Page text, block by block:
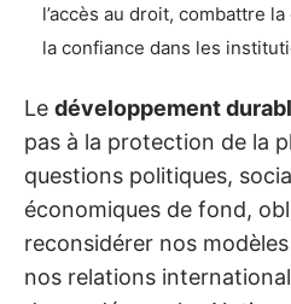
l’accès au droit, combattre
la confiance dans les
Le développement
pas à la protection de la
questions politiques,
économiques de fond,
reconsidérer nos
nos relations